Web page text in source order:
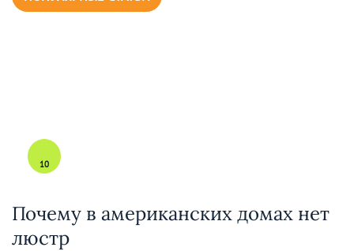
10
Почему в американских домах нет
люстр